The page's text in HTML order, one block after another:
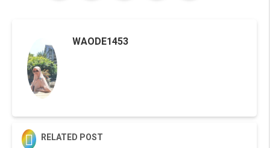
WAODE1453
 RELATED POST